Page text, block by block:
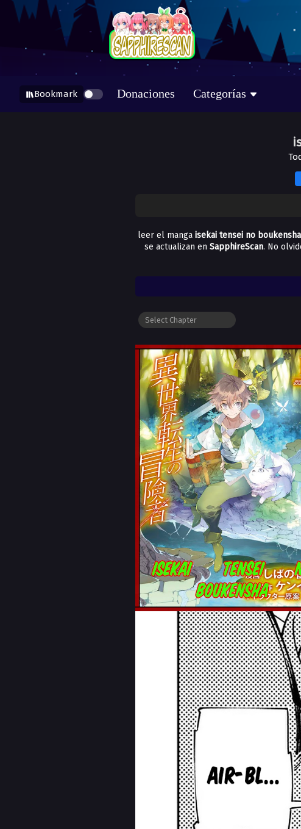
Bookmark Donaciones Categorías
leer el manga isekai tensei no
se actualizan en SapphireScan. No